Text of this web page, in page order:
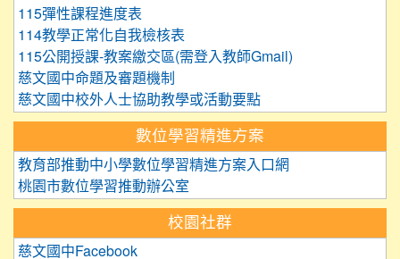
115彈性課程進度表
114教學正常化自我檢核表
115公開授課-教案繳交區(需登入教師Gmail)
慈文國中命題及審題機制
慈文國中校外人士協助教學或活動要點
數位學習精進方案
教育部推動中小學數位學習精進方案入口網
桃園市數位學習推動辦公室
校園社群
慈文國中Facebook